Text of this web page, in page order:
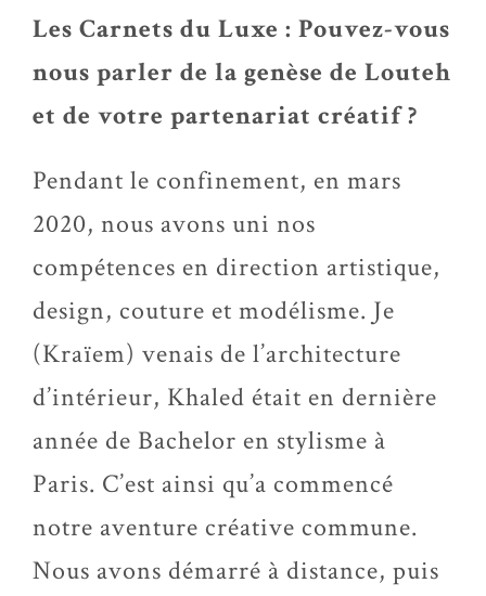
Les Carnets du Luxe : Pouvez-vous
nous parler de la genèse de Louteh
et de votre partenariat créatif ?
Pendant le confinement, en mars
2020, nous avons uni nos
compétences en direction artistique,
design, couture et modélisme. Je
(Kraïem) venais de l’architecture
d’intérieur, Khaled était en dernière
année de Bachelor en stylisme à
Paris. C’est ainsi qu’a commencé
notre aventure créative commune.
Nous avons démarré à distance, puis